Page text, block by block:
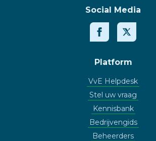
Social Media
Platform
VvE Helpdesk
Stel uw vraag
Kennisbank
Bedrijvengids
Beheerders